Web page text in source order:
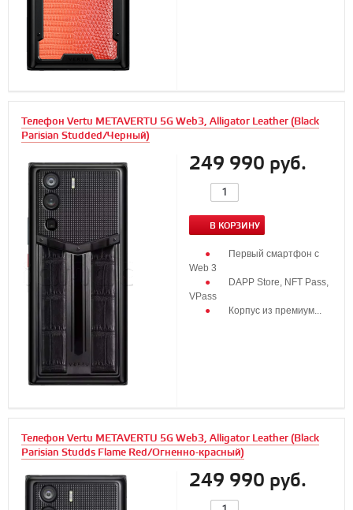
Телефон Vertu METAVERTU 5G Web3, Alligator Leather (Black
Parisian Studded/Черный)
249 990 руб.
В КОРЗИНУ
Первый смартфон с
Web 3
DAPP Store, NFT Pass,
VPass
Корпус из премиум...
Телефон Vertu METAVERTU 5G Web3, Alligator Leather (Black
Parisian Studds Flame Red/Огненно-красный)
249 990 руб.